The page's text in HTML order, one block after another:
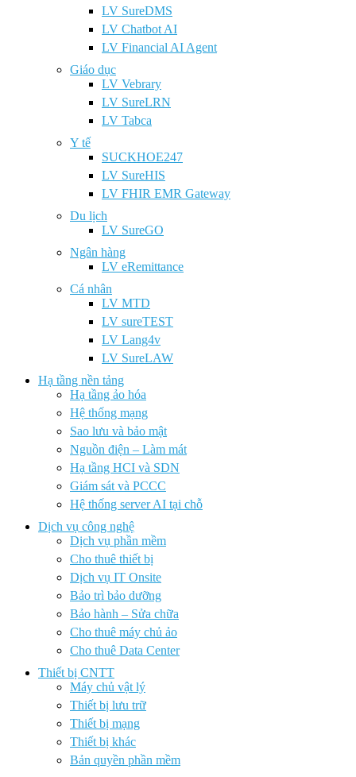
LV SureDMS
LV Chatbot AI
LV Financial AI Agent
Giáo dục
LV Vebrary
LV SureLRN
LV Tabca
Y tế
SUCKHOE247
LV SureHIS
LV FHIR EMR Gateway
Du lịch
LV SureGO
Ngân hàng
LV eRemittance
Cá nhân
LV MTD
LV sureTEST
LV Lang4v
LV SureLAW
Hạ tầng nền tảng
Hạ tầng ảo hóa
Hệ thống mạng
Sao lưu và bảo mật
Nguồn điện – Làm mát
Hạ tầng HCI và SDN
Giám sát và PCCC
Hệ thống server AI tại chỗ
Dịch vụ công nghệ
Dịch vụ phần mềm
Cho thuê thiết bị
Dịch vụ IT Onsite
Bảo trì bảo dưỡng
Bảo hành – Sửa chữa
Cho thuê máy chủ ảo
Cho thuê Data Center
Thiết bị CNTT
Máy chủ vật lý
Thiết bị lưu trữ
Thiết bị mạng
Thiết bị khác
Bản quyền phần mềm